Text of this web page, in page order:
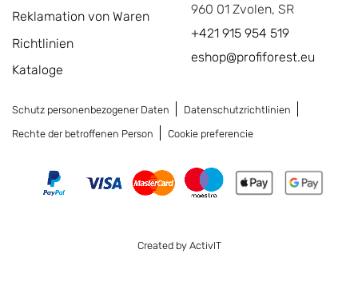
Reklamation von Waren
Richtlinien
Kataloge
960 01 Zvolen, SR
+421 915 954 519
eshop@profiforest.eu
Schutz personenbezogener Daten
Datenschutzrichtlinien
Rechte der betroffenen Person
Cookie preferencie
Created by ActivIT